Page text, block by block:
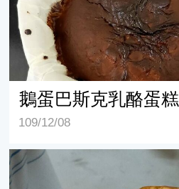
鵝蛋巴斯克乳酪蛋糕
109/12/08
鵝蛋古早味蛋糕